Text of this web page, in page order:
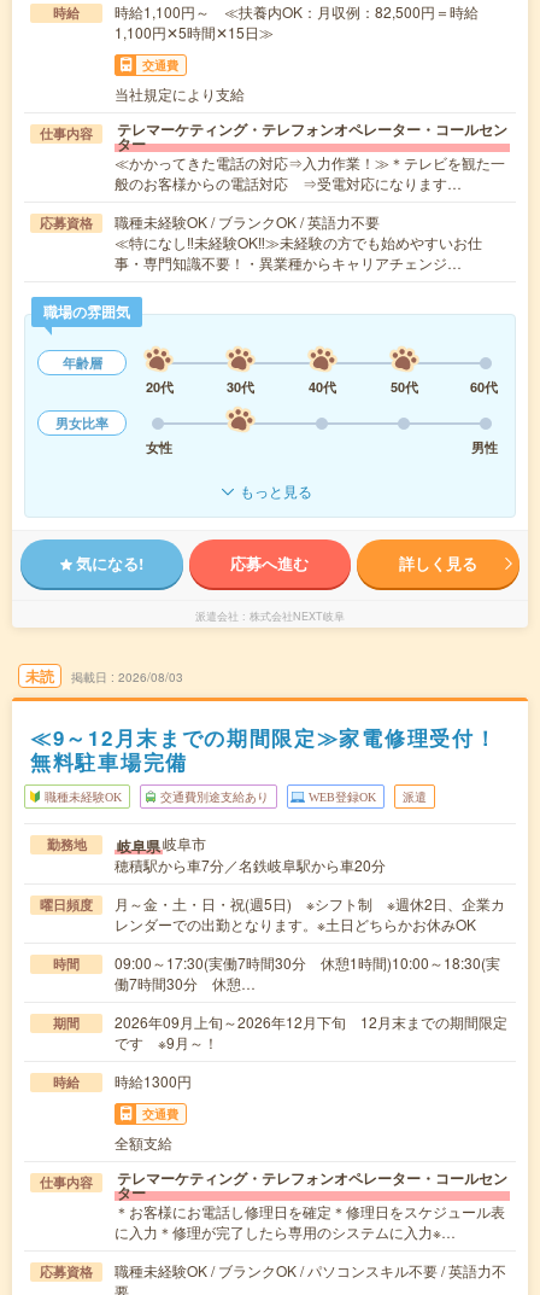
時給
時給1,100円～ ≪扶養内OK：月収例：82,500円＝時給
1,100円✕5時間✕15日≫
交通費
当社規定により支給
仕事内容 テレマーケティング・テレフォンオペレーター・コールセン
ター
≪かかってきた電話の対応⇒入力作業！≫＊テレビを観た一
般のお客様からの電話対応 ⇒受電対応になります…
応募資格
職種未経験OK / ブランクOK / 英語力不要
≪特になし‼未経験OK‼≫未経験の方でも始めやすいお仕
事・専門知識不要！・異業種からキャリアチェンジ…
職場の雰囲気
年齢層
20代
30代 40代 50代
60代
男女比率
女性
男性
もっと見る
気になる! 応募へ進む 詳しく見る
派遣会社 株式会社NEXT岐阜
未読 掲載日 2026/08/03
≪9～12月末までの期間限定≫家電修理受付！
無料駐車場完備
職種未経験OK 交通費別途支給あり WEB登録OK 派遣
勤務地 岐阜県岐阜市
穂積駅から車7分／名鉄岐阜駅から車20分
曜日頻度
月～金・土・日・祝(週5日) ※シフト制 ※週休2日、企業カ
レンダーでの出勤となります。※土日どちらかお休みOK
時間
09:00～17:30(実働7時間30分 休憩1時間)10:00～18:30(実
働7時間30分 休憩…
期間
2026年09月上旬～2026年12月下旬 12月末までの期間限定
です ※9月～！
時給 時給1300円
交通費
全額支給
仕事内容 テレマーケティング・テレフォンオペレーター・コールセン
ター
＊お客様にお電話し修理日を確定＊修理日をスケジュール表
に入力＊修理が完了したら専用のシステムに入力※…
応募資格
職種未経験OK / ブランクOK / パソコンスキル不要 / 英語力不
要